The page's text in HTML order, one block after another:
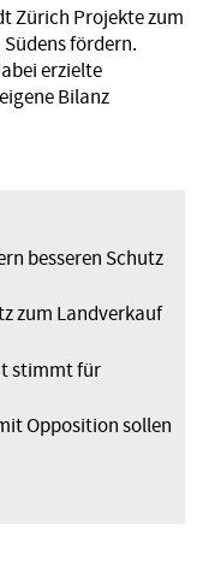
Zürich Projekte zum
fördern.
erzielte
Bilanz
besseren Schutz
zum Landverkauf
stimmt für
Opposition sollen